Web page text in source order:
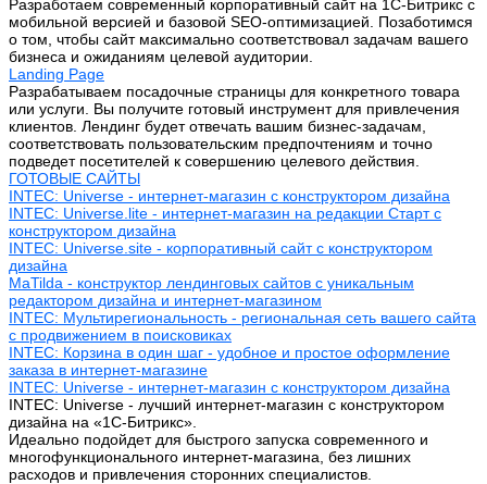
Разработаем современный корпоративный сайт на 1С-Битрикс с
мобильной версией и базовой SEO-оптимизацией. Позаботимся
о том, чтобы сайт максимально соответствовал задачам вашего
бизнеса и ожиданиям целевой аудитории.
Landing Page
Разрабатываем посадочные страницы для конкретного товара
или услуги. Вы получите готовый инструмент для привлечения
клиентов. Лендинг будет отвечать вашим бизнес-задачам,
соответствовать пользовательским предпочтениям и точно
подведет посетителей к совершению целевого действия.
ГОТОВЫЕ САЙТЫ
INTEC: Universe - интернет-магазин с конструктором дизайна
INTEC: Universe.lite - интернет-магазин на редакции Старт с
конструктором дизайна
INTEC: Universe.site - корпоративный сайт с конструктором
дизайна
MaTilda - конструктор лендинговых сайтов с уникальным
редактором дизайна и интернет-магазином
INTEC: Мультирегиональность - региональная сеть вашего сайта
с продвижением в поисковиках
INTEC: Корзина в один шаг - удобное и простое оформление
заказа в интернет-магазине
INTEC: Universe - интернет-магазин с конструктором дизайна
INTEC: Universe - лучший интернет-магазин с конструктором
дизайна на «1C-Битрикс».
Идеально подойдет для быстрого запуска современного и
многофункционального интернет-магазина, без лишних
расходов и привлечения сторонних специалистов.